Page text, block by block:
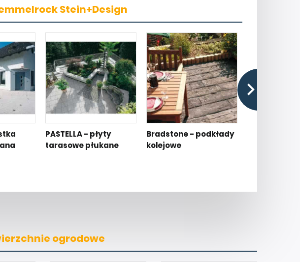
Stein+Design
PASTELLA - płyty
tarasowe płukane
Bradstone - podkłady
kolejowe
ogrodowe